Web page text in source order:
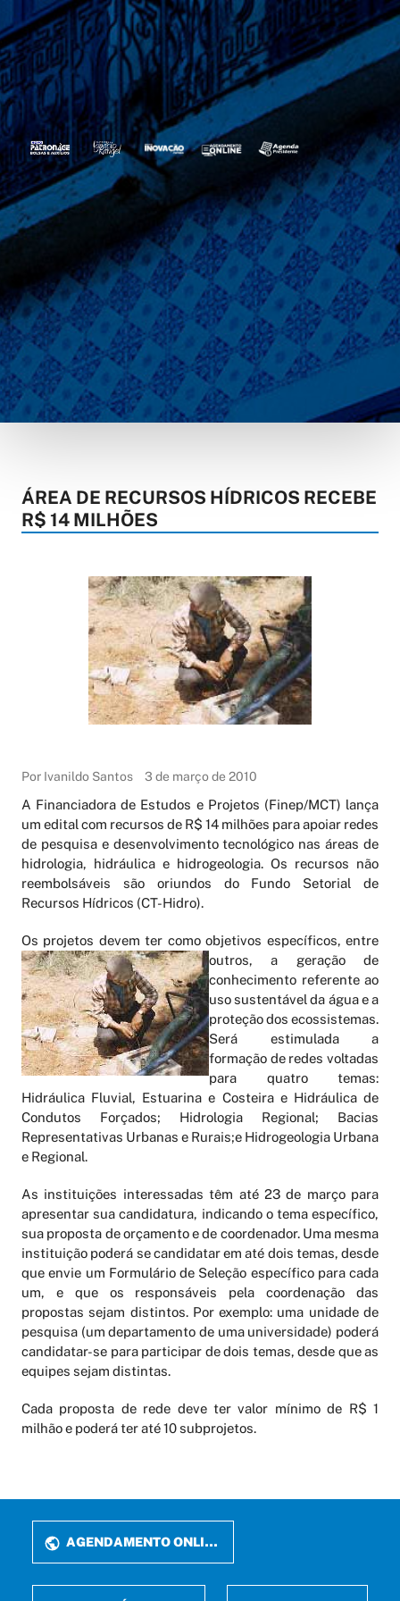
ÁREA DE RECURSOS HÍDRICOS RECEBE
R$ 14 MILHÕES
Por Ivanildo Santos 3 de março de 2010
A Financiadora de Estudos e Projetos (Finep/MCT) lança
um edital com recursos de R$ 14 milhões para apoiar redes
de pesquisa e desenvolvimento tecnológico nas áreas de
hidrologia, hidráulica e hidrogeologia. Os recursos não
reembolsáveis são oriundos do Fundo Setorial de
Recursos Hídricos (CT-Hidro).
Os projetos devem ter comoobjetivos específicos, entre
outros, a geração de
conhecimento referente ao
uso sustentável da água e a
proteção dos ecossistemas.
Será estimulada a
formação de redes voltadas
para quatro temas:
Hidráulica Fluvial, Estuarina e Costeira e Hidráulica de
Condutos Forçados; Hidrologia Regional; Bacias
Representativas Urbanas e Rurais;e Hidrogeologia Urbana
e Regional.
As instituições interessadas têm até 23 de março para
apresentar sua candidatura, indicando o tema específico,
sua proposta de orçamento e de coordenador. Uma mesma
instituição poderá se candidatar em até dois temas, desde
que envie um Formulário de Seleção específico para cada
um, e que os responsáveis pela coordenação das
propostas sejam distintos. Por exemplo: uma unidade de
pesquisa (um departamento de uma universidade) poderá
candidatar-se para participar de dois temas, desde que as
equipes sejam distintas.
Cada proposta de rede deve ter valor mínimo de R$ 1
milhão e poderá ter até 10 subprojetos.
AGENDAMENTO ONLINE